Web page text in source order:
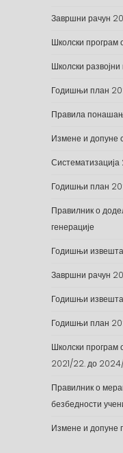
Завршни рачун
Школски
Школски
Годишњи план
Правила
Измене и допуне
Годишњи план
Правилник о
генерације
Годишњи
Завршни рачун
Годишњи
Годишњи план
Школски програм
2021/22. до
Правилник о
безбедности
Измене и допуне